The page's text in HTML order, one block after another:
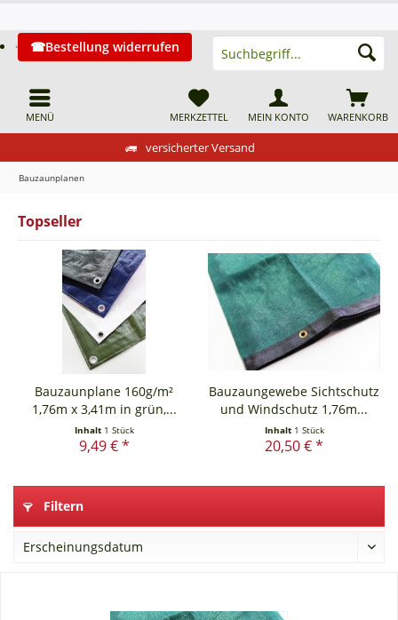
versicherter Versand
MENÜ
Bestellung widerrufen
WARENKORB
MERKZETTEL MEIN KONTO
Bauzaunplanen
Topseller
Bauzaunplane 160g/m²
1,76m x 3,41m in grün,...
Inhalt 1 Stück
9,49 € *
Bauzaungewebe Sichtschutz
und Windschutz 1,76m...
Inhalt 1 Stück
20,50 € *
Filtern